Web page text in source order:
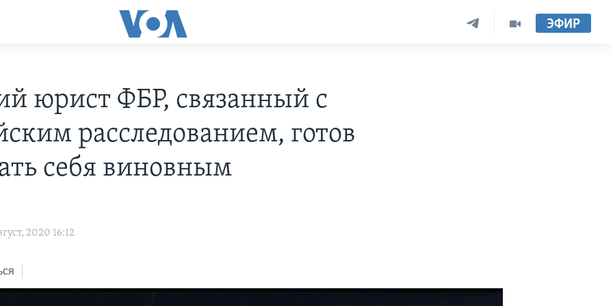
ЭФИР
юрист ФБР, связанный с
расследованием, готов
себя виновным
2020 16:12